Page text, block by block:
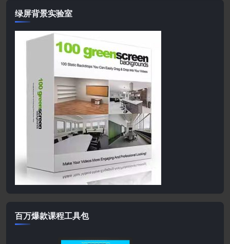
绿屏背景实验室
百万爆款课程工具包